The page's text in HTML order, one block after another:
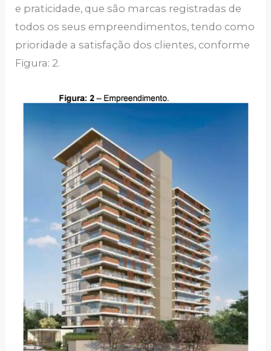
e praticidade, que são marcas registradas de
todos os seus empreendimentos, tendo como
prioridade a satisfação dos clientes, conforme
Figura: 2.